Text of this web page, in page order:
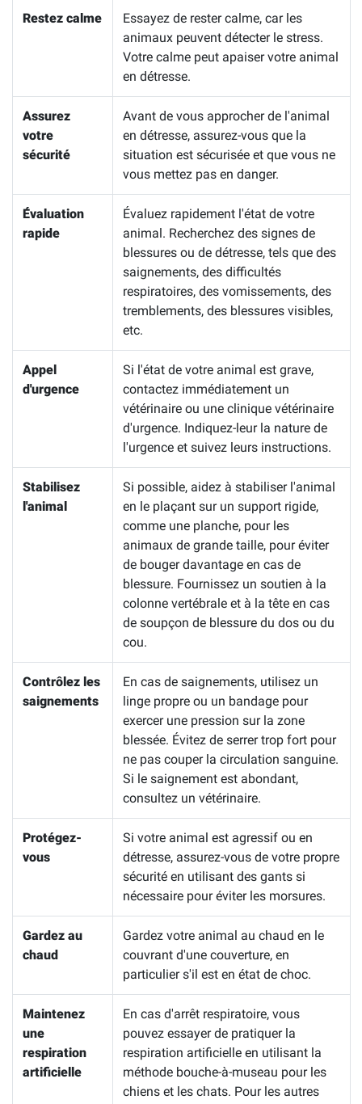
Restez calme
Essayez de rester calme, car les
animaux peuvent détecter le stress.
Votre calme peut apaiser votre animal
en détresse.
Assurez
votre
sécurité
Avant de vous approcher de l'animal
en détresse, assurez-vous que la
situation est sécurisée et que vous ne
vous mettez pas en danger.
Évaluation
rapide
Évaluez rapidement l'état de votre
animal. Recherchez des signes de
blessures ou de détresse, tels que des
saignements, des difficultés
respiratoires, des vomissements, des
tremblements, des blessures visibles,
etc.
Appel
d'urgence
Si l'état de votre animal est grave,
contactez immédiatement un
vétérinaire ou une clinique vétérinaire
d'urgence. Indiquez-leur la nature de
l'urgence et suivez leurs instructions.
Stabilisez
l'animal
Si possible, aidez à stabiliser l'animal
en le plaçant sur un support rigide,
comme une planche, pour les
animaux de grande taille, pour éviter
de bouger davantage en cas de
blessure. Fournissez un soutien à la
colonne vertébrale et à la tête en cas
de soupçon de blessure du dos ou du
cou.
Contrôlez les
saignements
En cas de saignements, utilisez un
linge propre ou un bandage pour
exercer une pression sur la zone
blessée. Évitez de serrer trop fort pour
ne pas couper la circulation sanguine.
Si le saignement est abondant,
consultez un vétérinaire.
Protégez-
vous
Si votre animal est agressif ou en
détresse, assurez-vous de votre propre
sécurité en utilisant des gants si
nécessaire pour éviter les morsures.
Gardez au
chaud
Gardez votre animal au chaud en le
couvrant d'une couverture, en
particulier s'il est en état de choc.
Maintenez
une
respiration
artificielle
En cas d'arrêt respiratoire, vous
pouvez essayer de pratiquer la
respiration artificielle en utilisant la
méthode bouche-à-museau pour les
chiens et les chats. Pour les autres